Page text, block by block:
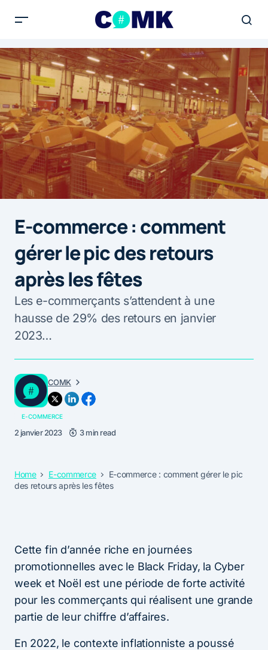
E-commerce : comment
gérer le pic des retours
après les fêtes
Les e-commerçants s’attendent à une
hausse de 29% des retours en janvier
2023…
COMK
E-COMMERCE
2 janvier 2023 3 min read
Home E-commerce
E-commerce : comment gérer le pic
des retours après les fêtes
Cette fin d’année riche en journées
promotionnelles avec le Black Friday, la Cyber
week et Noël est une période de forte activité
pour les commerçants qui réalisent une grande
partie de leur chiffre d’affaires.
En 2022, le contexte inflationniste a poussé